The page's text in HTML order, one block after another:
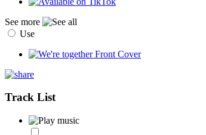
See more
Use
Track List